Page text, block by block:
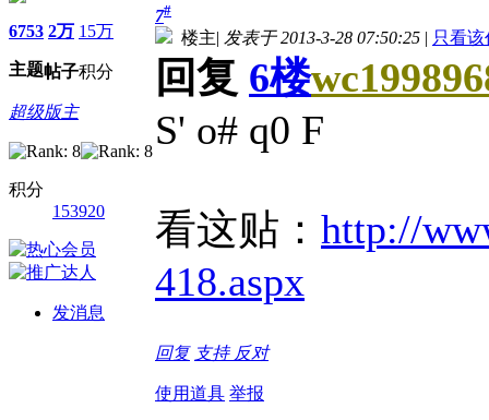
6753
主题
2万
帖子
15万
积分
超级版主
积分
153920
发消息
7#
楼主| 发表于 2013-3-28 07:50:25 | 只看该
回复 6楼
S' o# q0 F
看这贴： http://
418.aspx
回复 支持 反对
使用道具 举报